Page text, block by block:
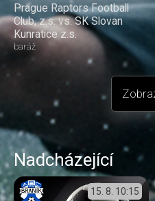
Prague Raptors Football
Club, z.s. vs. SK Slovan
Kunratice z.s.
baráž
Nadcházející
15. 8. 10:15